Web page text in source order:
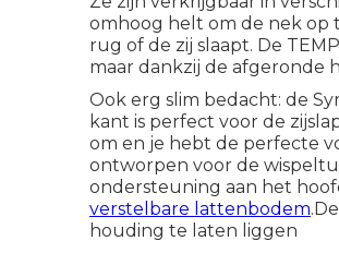
omhoog helt om de nek op
rug of de zij slaapt. De
maar dankzij de afgeronde
Ook erg slim bedacht: de
kant is perfect voor de
om en je hebt de perfecte
ontworpen voor de
ondersteuning aan het
verstelbare lattenbodem
houding te laten liggen